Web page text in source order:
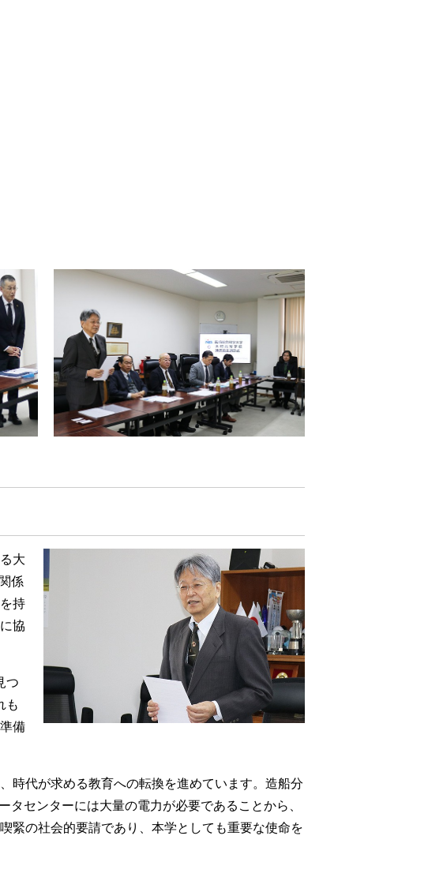
大
係
持
協
つ
も
備
時代が求める教育への転換を進めています。造船分
センターには大量の電力が必要であることから、
緊の社会的要請であり、本学としても重要な使命を